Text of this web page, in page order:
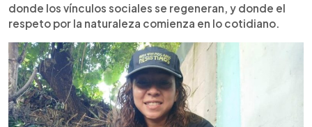
donde los vínculos sociales se regeneran, y donde el
respeto por la naturaleza comienza en lo cotidiano.